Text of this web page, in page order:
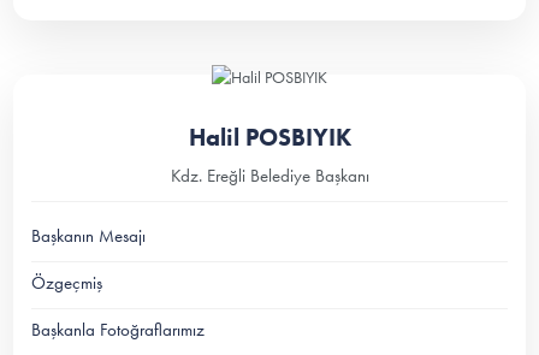
Halil POSBIYIK
Kdz. Ereğli Belediye Başkanı
Başkanın Mesajı
Özgeçmiş
Başkanla Fotoğraflarımız